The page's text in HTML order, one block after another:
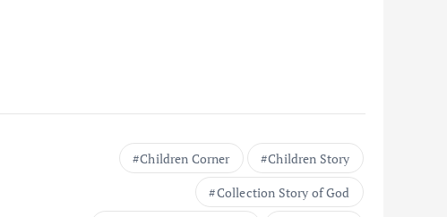
Children Corner
Children Story
Collection Story of God